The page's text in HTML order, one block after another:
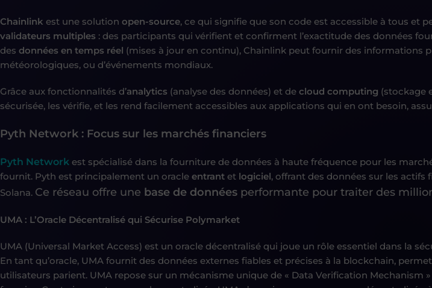
Chainlink est une solution open-source, ce qui signifie que son code est accessible à tous et
validateurs multiples : des participants qui vérifient et confirment l’exactitude des données
des données en temps réel (mises à jour en continu), Chainlink peut fournir des informations
météorologiques, ou d’événements mondiaux.
Grâce aux fonctionnalités d’analytics (analyse des données) et de cloud computing (stockage
sécurisée, les vérifie, et les rend facilement accessibles aux applications qui en ont besoin,
Pyth Network : Focus sur les marchés financiers
Pyth Network est spécialisé dans la fourniture de données à haute fréquence pour les
fournit. Pyth est principalement un oracle entrant et logiciel, offrant des données sur les
Solana. Ce réseau offre une base de données performante pour traiter des
UMA : L’Oracle Décentralisé qui Sécurise Polymarket
UMA (Universal Market Access) est un oracle décentralisé qui joue un rôle essentiel dans la
En tant qu’oracle, UMA fournit des données externes fiables et précises à la blockchain,
utilisateurs parient. UMA repose sur un mécanisme unique de « Data Verification